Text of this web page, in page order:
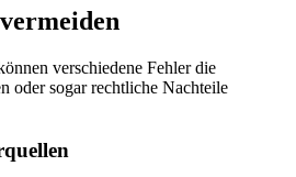
verschiedene Fehler die
oder sogar rechtliche Nachteile